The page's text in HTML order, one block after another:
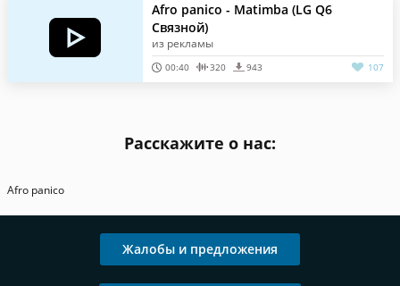
Afro panico - Matimba (LG Q6
Связной)
из рекламы
00:40 320 943 107
Расскажите о нас:
Afro panico
Жалобы и предложения